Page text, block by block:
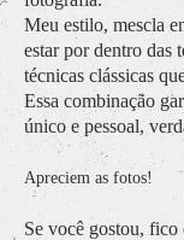
Meu estilo, mescla
estar por dentro das
técnicas clássicas
Essa combinação
único e pessoal,
Apreciem as fotos!
Se você gostou,